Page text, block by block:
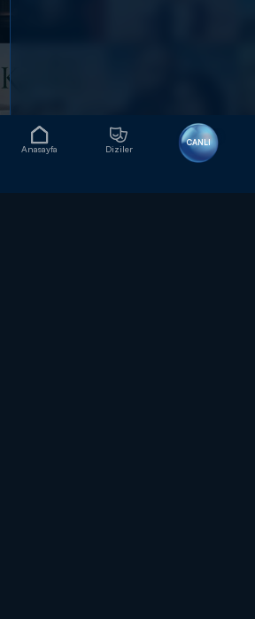
Anasayfa Diziler
CANLI